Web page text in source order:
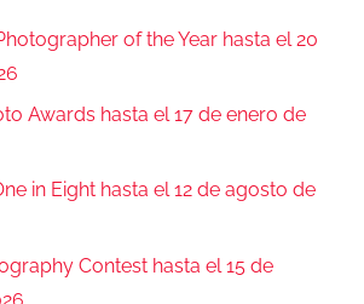
of the Year hasta el 20
Awards hasta el 17 de enero de
in Eight hasta el 12 de agosto de
Contest hasta el 15 de